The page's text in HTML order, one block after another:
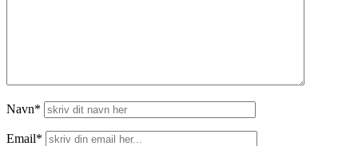
Navn*
Email*